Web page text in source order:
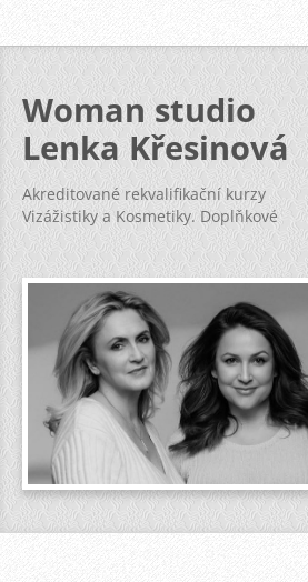
Woman studio
Lenka Křesinová
Akreditované rekvalifikační kurzy
Vizážistiky a Kosmetiky. Doplňkové
kurzy svatba vizáž kosmetika pleť